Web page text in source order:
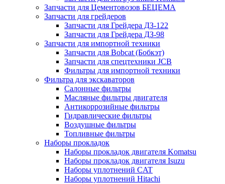
Запчасти для Цементовозов БЕЦЕМА
Запчасти для грейдеров
Запчасти для Грейдера ДЗ-122
Запчасти для Грейдера ДЗ-98
Запчасти для импортной техники
Запчасти для Bobcat (Бобкэт)
Запчасти для спецтехники JCB
Фильтры для импортной техники
Фильтра для экскаваторов
Салонные фильтры
Масляные фильтры двигателя
Антикоррозийные фильтры
Гидравлические фильтры
Воздушные фильтры
Топливные фильтры
Наборы прокладок
Наборы прокладок двигателя Komatsu
Наборы прокладок двигателя Isuzu
Наборы уплотнений CAT
Наборы уплотнений Hitachi